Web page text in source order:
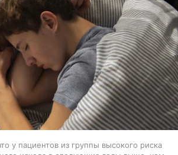
у пациентов из группы высокого риска